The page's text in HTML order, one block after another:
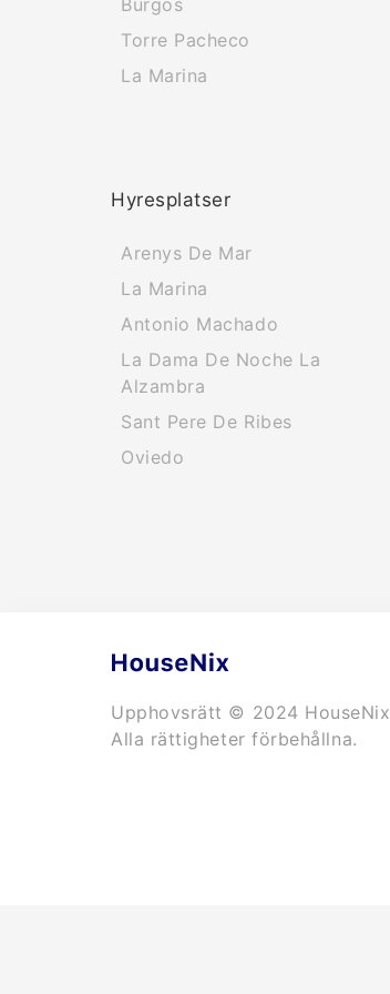
Burgos
Torre Pacheco
La Marina
Hyresplatser
Arenys De Mar
La Marina
Antonio Machado
La Dama De Noche La
Alzambra
Sant Pere De Ribes
Oviedo
Upphovsrätt © 2024 HouseNix
Alla rättigheter förbehållna.